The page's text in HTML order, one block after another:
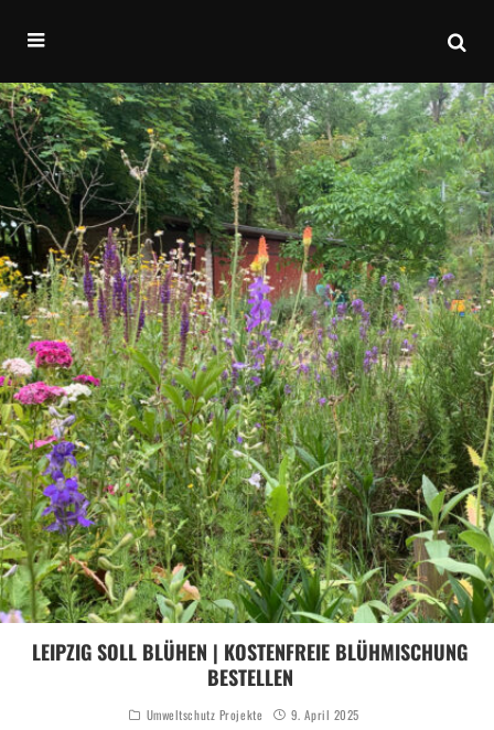
LEIPZIG SOLL BLÜHEN | KOSTENFREIE BLÜHMISCHUNG
BESTELLEN
Umweltschutz Projekte 9. April 2025